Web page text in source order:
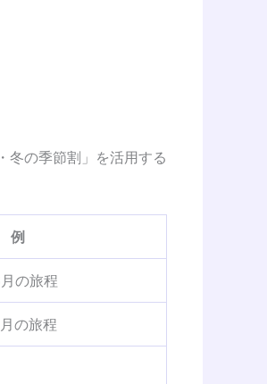
冬の季節割」を活用する
例
の旅程
の旅程